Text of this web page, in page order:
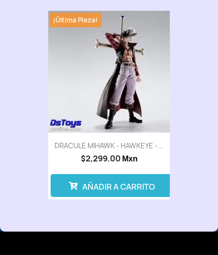
DRACULE MIHAWK - HAWKEYE -...
$2,299.00 Mxn
¡Última Pieza!
AÑADIR A CARRITO